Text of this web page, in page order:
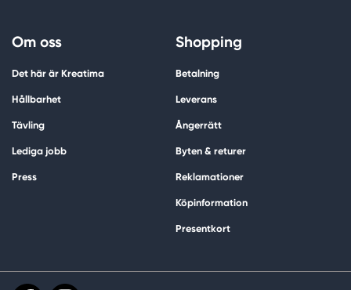
Om oss
Det här är Kreatima
Hållbarhet
Tävling
Lediga jobb
Press
Shopping
Betalning
Leverans
Ångerrätt
Byten & returer
Reklamationer
Köpinformation
Presentkort